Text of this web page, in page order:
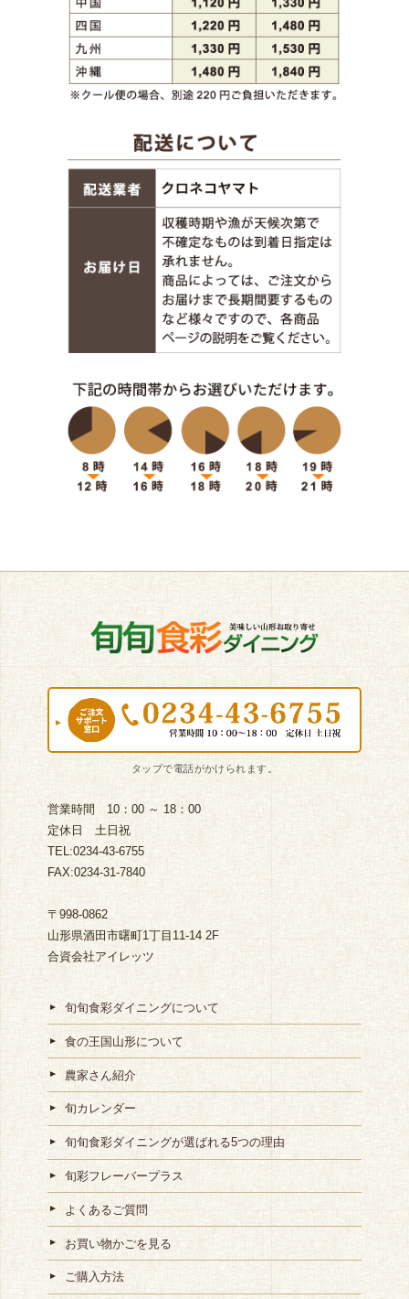
営業時間 10：00 ～ 18：00
定休日 土日祝
TEL:0234-43-6755
FAX:0234-31-7840
〒998-0862
山形県酒田市曙町1丁目11-14 2F
合資会社アイレッツ
旬旬食彩ダイニングについて
食の王国山形について
農家さん紹介
旬カレンダー
旬旬食彩ダイニングが選ばれる5つの理由
旬彩フレーバープラス
よくあるご質問
お買い物かごを見る
ご購入方法